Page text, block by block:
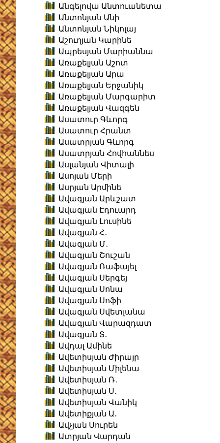
Անգելովա Անտուանետա
Անտոնյան Անի
Անտոնյան Նիկոլայ
Աշուղյան Կարինե
Ապրեսյան Մարիաննա
Առաքելյան Աշոտ
Առաքելյան Արա
Առաքելյան Երջանիկ
Առաքելյան Մարգարիտ
Առաքելյան Վազգեն
Ասատուր Գևորգ
Ասատուր Հրանտ
Ասատրյան Գևորգ
Ասատրյան Հովհաննես
Ասլանյան Վիտալի
Ասոյան Մերի
Ասրյան Արմինե
Ավագյան Արևշատ
Ավագյան Էդուարդ
Ավագյան Լուսինե
Ավագյան Հ․
Ավագյան Մ․
Ավագյան Շուշան
Ավագյան Ռաֆայել
Ավագյան Սերգեյ
Ավագյան Սոնա
Ավագյան Սոֆի
Ավագյան Սվետլանա
Ավագյան Վարազդատ
Ավագյան Տ․
Ավդալ Ամինե
Ավետիսյան Ժիրայր
Ավետիսյան Միլենա
Ավետիսյան Ռ․
Ավետիսյան Ս․
Ավետիսյան Վանիկ
Ավետիքյան Ա․
Ավչյան Սուրեն
Ատրյան Վարդան